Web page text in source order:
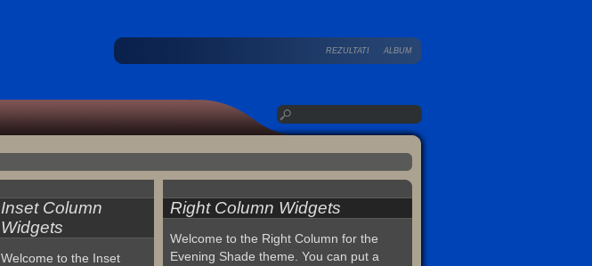
REZULTATI ALBUM
Inset Column
Widgets
Welcome to the Inset
Right Column Widgets
Welcome to the Right Column for the
Evening Shade theme. You can put a